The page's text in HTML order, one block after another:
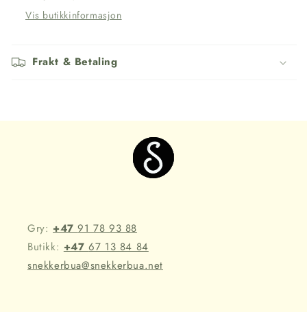
Vis butikkinformasjon
Frakt & Betaling
Gry: +4791 78 93 88
Butikk: +4767 13 84 84
snekkerbua@snekkerbua.net